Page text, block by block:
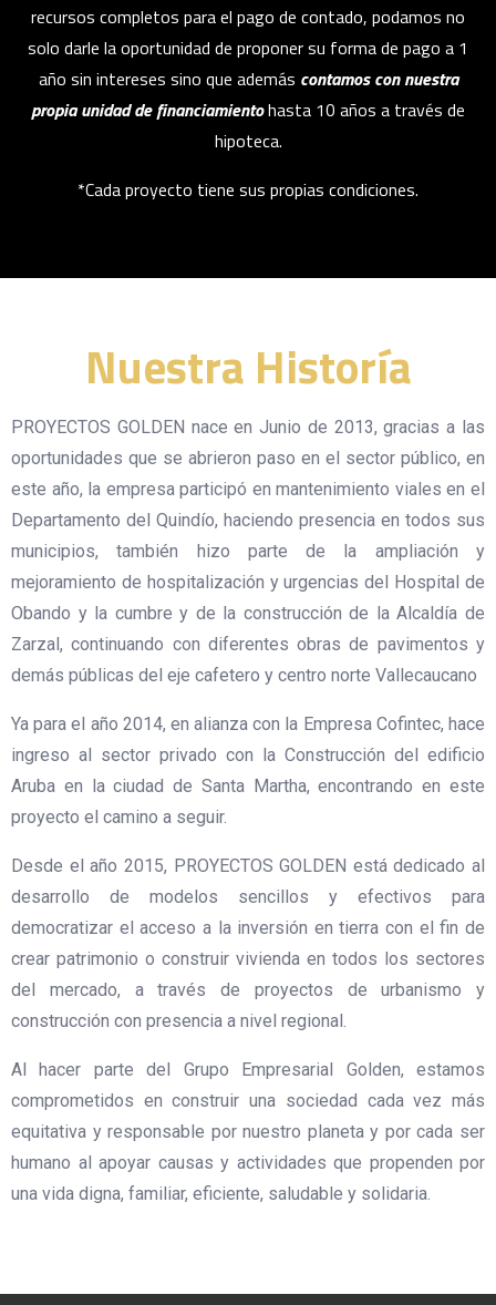
recursos completos para el pago de contado, podamos no
solo darle la oportunidad de proponer su forma de pago a 1
año sin intereses sino que además contamos con nuestra
propia unidad de financiamientohasta 10 años a través de
hipoteca.
*Cada proyecto tiene sus propias condiciones.
Nuestra Historía
PROYECTOS GOLDEN nace en Junio de 2013, gracias a las
oportunidades que se abrieron paso en el sector público, en
este año, la empresa participó en mantenimiento viales en el
Departamento del Quindío, haciendo presencia en todos sus
municipios, también hizo parte de la ampliación y
mejoramiento de hospitalización y urgencias del Hospital de
Obando y la cumbre y de la construcción de la Alcaldía de
Zarzal, continuando con diferentes obras de pavimentos y
demás públicas del eje cafetero y centro norte Vallecaucano
Ya para el año 2014, en alianza con la Empresa Cofintec, hace
ingreso al sector privado con la Construcción del edificio
Aruba en la ciudad de Santa Martha, encontrando en este
proyecto el camino a seguir.
Desde el año 2015, PROYECTOS GOLDEN está dedicado al
desarrollo de modelos sencillos y efectivos para
democratizar el acceso a la inversión en tierra con el fin de
crear patrimonio o construir vivienda en todos los sectores
del mercado, a través de proyectos de urbanismo y
construcción con presencia a nivel regional.
Al hacer parte del Grupo Empresarial Golden, estamos
comprometidos en construir una sociedad cada vez más
equitativa y responsable por nuestro planeta y por cada ser
humano al apoyar causas y actividades que propenden por
una vida digna, familiar, eficiente, saludable y solidaria.